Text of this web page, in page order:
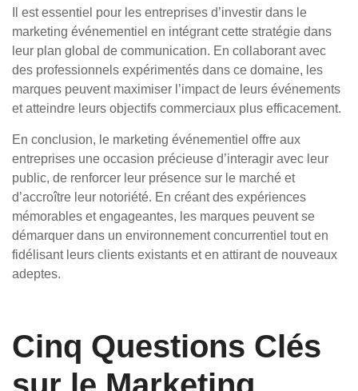
Il est essentiel pour les entreprises d’investir dans le
marketing événementiel en intégrant cette stratégie dans
leur plan global de communication. En collaborant avec
des professionnels expérimentés dans ce domaine, les
marques peuvent maximiser l’impact de leurs événements
et atteindre leurs objectifs commerciaux plus efficacement.
En conclusion, le marketing événementiel offre aux
entreprises une occasion précieuse d’interagir avec leur
public, de renforcer leur présence sur le marché et
d’accroître leur notoriété. En créant des expériences
mémorables et engageantes, les marques peuvent se
démarquer dans un environnement concurrentiel tout en
fidélisant leurs clients existants et en attirant de nouveaux
adeptes.
Cinq Questions Clés